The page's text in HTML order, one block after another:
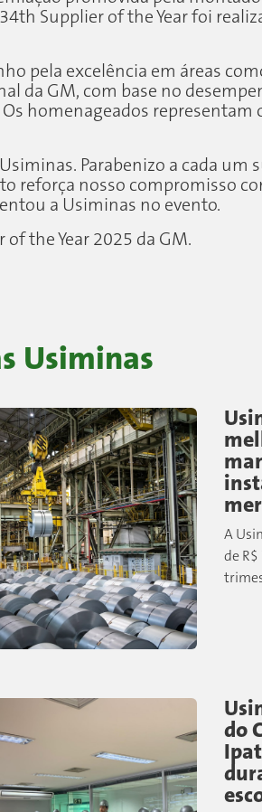
Supplier of the Year foi
pela excelência em áreas
da GM, com base no
homenageados representam
Parabenizo a cada um
reforça nosso compromisso
a Usiminas no evento.
the Year 2025 da GM.
Usiminas
A
de
do